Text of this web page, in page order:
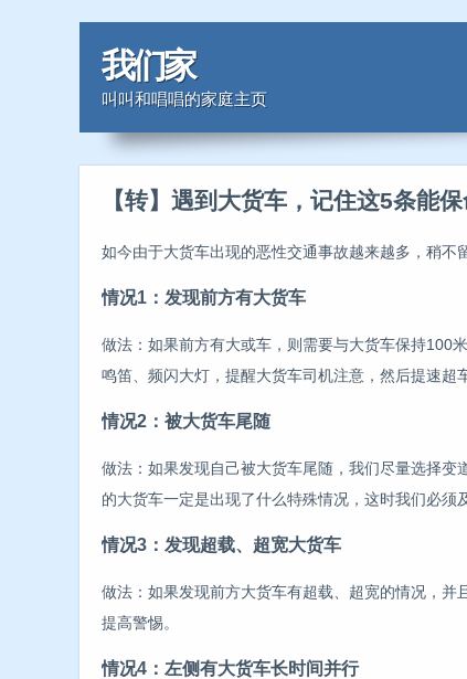
我们家
叫叫和唱唱的家庭主页
【转】遇到大货车，记住这5条能
如今由于大货车出现的恶性交通事故越来越多，稍不
情况1：发现前方有大货车
做法：如果前方有大或车，则需要与大货车保持100
鸣笛、频闪大灯，提醒大货车司机注意，然后提速超
情况2：被大货车尾随
做法：如果发现自己被大货车尾随，我们尽量选择
的大货车一定是出现了什么特殊情况，这时我们必须
情况3：发现超载、超宽大货车
做法：如果发现前方大货车有超载、超宽的情况，
提高警惕。
情况4：左侧有大货车长时间并行